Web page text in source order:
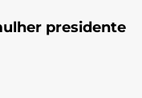
presidente